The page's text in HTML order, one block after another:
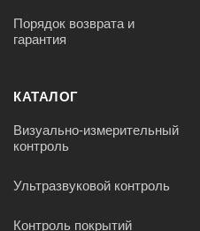
Порядок возврата и
гарантия
КАТАЛОГ
Визуально-измерительный
контроль
Ультразвуковой контроль
Контроль покрытий